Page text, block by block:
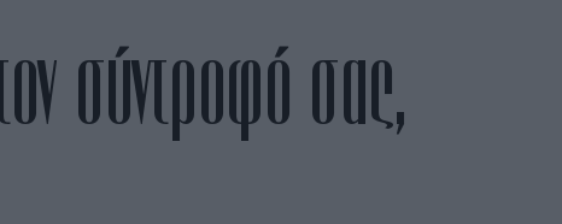
σύντροφό σας,